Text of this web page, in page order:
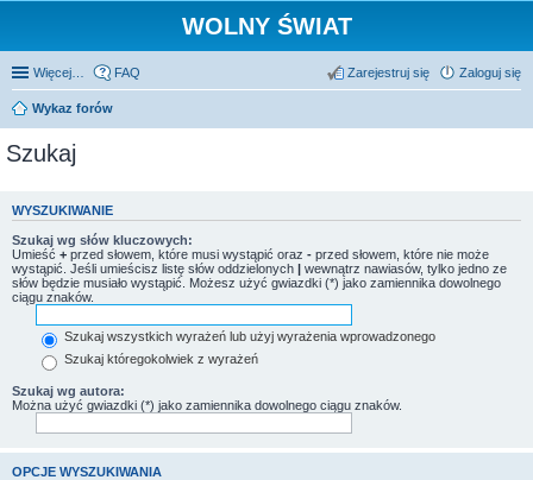
WOLNY ŚWIAT
Więcej… FAQ Zaloguj się
Zarejestruj się
Wykaz forów
Szukaj
WYSZUKIWANIE
Szukaj wg słów kluczowych:
Umieść + przed słowem, które musi wystąpić oraz - przed słowem, które nie może
wystąpić. Jeśli umieścisz listę słów oddzielonych | wewnątrz nawiasów, tylko jedno ze
słów będzie musiało wystąpić. Możesz użyć gwiazdki (*) jako zamiennika dowolnego
ciągu znaków.
Szukaj wszystkich wyrażeń lub użyj wyrażenia wprowadzonego
Szukaj któregokolwiek z wyrażeń
Szukaj wg autora:
Można użyć gwiazdki (*) jako zamiennika dowolnego ciągu znaków.
OPCJE WYSZUKIWANIA